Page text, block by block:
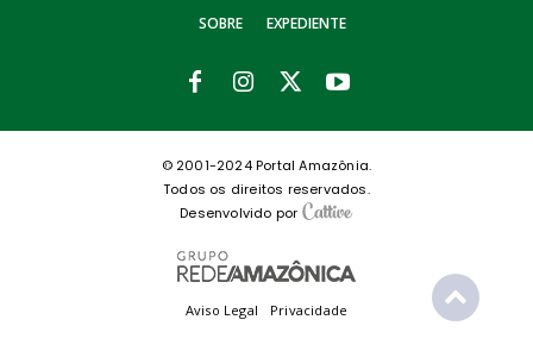
SOBRE EXPEDIENTE
© 2001-2024 Portal Amazônia.
Todos os direitos reservados.
Desenvolvido por
Aviso Legal Privacidade